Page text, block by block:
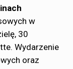
w
30
Wydarzenie
oraz